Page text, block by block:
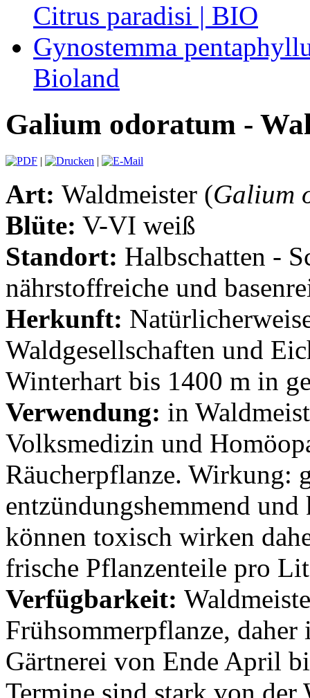
Citrus paradisi | BIO
Gynostemma
Bioland
Galium odoratum -
| |
Art: Waldmeister (Galium
Blüte: V-VI weiß
Standort: Halbschatten -
nährstoffreiche und
Herkunft:
Waldgesellschaften und
Winterhart bis 1400 m in
Verwendung: in
Volksmedizin und
Räucherpflanze. Wirkung:
entzündungshemmend
können toxisch wirken
frische Pflanzenteile pro
Verfügbarkeit:
Frühsommerpflanze,
Gärtnerei von Ende April
Termine sind stark von